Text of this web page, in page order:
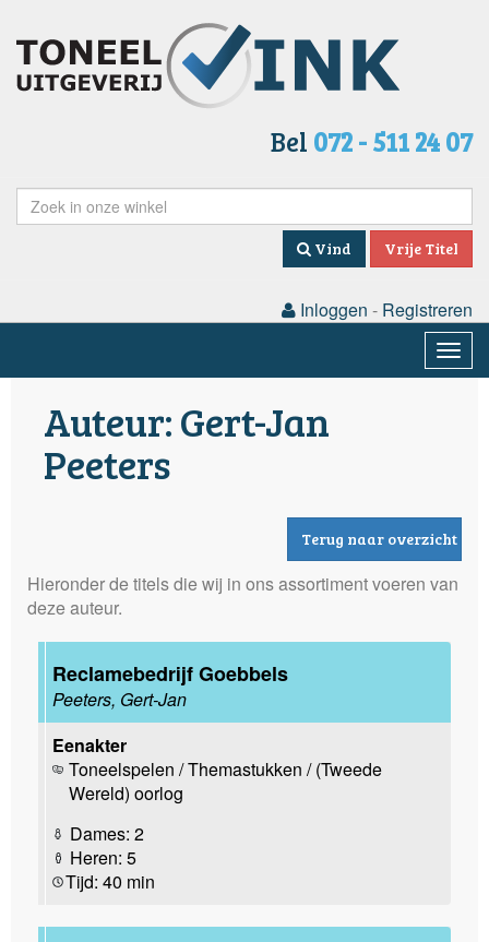
Bel 072 - 511 24 07
Vind Vrije Titel
Inloggen - Registreren
Auteur: Gert-Jan
Peeters
Terug naar overzicht
Hieronder de titels die wij in ons assortiment voeren van
deze auteur.
Reclamebedrijf Goebbels
Peeters, Gert-Jan
Eenakter
Toneelspelen / Themastukken / (Tweede
Wereld) oorlog
Dames: 2
Heren: 5
Tijd: 40 min